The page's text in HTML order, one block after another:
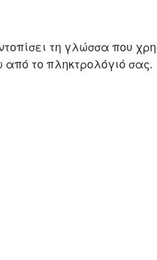
τη γλώσσα που
το πληκτρολόγιό σας.